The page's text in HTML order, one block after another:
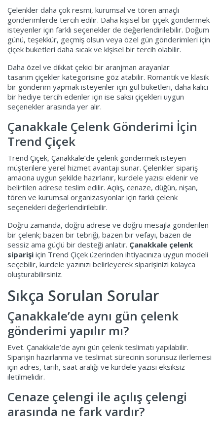
Çelenkler daha çok resmi, kurumsal ve tören amaçlı
gönderimlerde tercih edilir. Daha kişisel bir çiçek göndermek
isteyenler için farklı seçenekler de değerlendirilebilir. Doğum
günü, teşekkür, geçmiş olsun veya özel gün gönderimleri için
çiçek buketleri daha sıcak ve kişisel bir tercih olabilir.
Daha özel ve dikkat çekici bir aranjman arayanlar
tasarım çiçekler kategorisine göz atabilir. Romantik ve klasik
bir gönderim yapmak isteyenler için gül buketleri, daha kalıcı
bir hediye tercih edenler için ise saksı çiçekleri uygun
seçenekler arasında yer alır.
Çanakkale Çelenk Gönderimi İçin
Trend Çiçek
Trend Çiçek, Çanakkale’de çelenk göndermek isteyen
müşterilere yerel hizmet avantajı sunar. Çelenkler sipariş
amacına uygun şekilde hazırlanır, kurdele yazısı eklenir ve
belirtilen adrese teslim edilir. Açılış, cenaze, düğün, nişan,
tören ve kurumsal organizasyonlar için farklı çelenk
seçenekleri değerlendirilebilir.
Doğru zamanda, doğru adrese ve doğru mesajla gönderilen
bir çelenk; bazen bir tebriği, bazen bir vefayı, bazen de
sessiz ama güçlü bir desteği anlatır. Çanakkale çelenk
siparişi için Trend Çiçek üzerinden ihtiyacınıza uygun modeli
seçebilir, kurdele yazınızı belirleyerek siparişinizi kolayca
oluşturabilirsiniz.
Sıkça Sorulan Sorular
Çanakkale’de aynı gün çelenk
gönderimi yapılır mı?
Evet. Çanakkale’de aynı gün çelenk teslimatı yapılabilir.
Siparişin hazırlanma ve teslimat sürecinin sorunsuz ilerlemesi
için adres, tarih, saat aralığı ve kurdele yazısı eksiksiz
iletilmelidir.
Cenaze çelengi ile açılış çelengi
arasında ne fark vardır?